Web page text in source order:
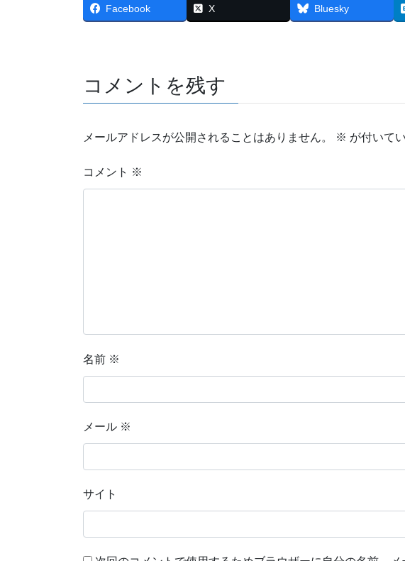
Facebook X Bluesky
コメントを残す
メールアドレスが公開されることはありません。 ※ が付いて
コメント ※
名前 ※
メール ※
サイト